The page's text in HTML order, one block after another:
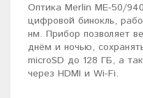
Оптика Merlin ME-50/
цифровой бинокль,
нм. Прибор позволяет
днём и ночью,
microSD до 128 ГБ, а
через HDMI и Wi-Fi.